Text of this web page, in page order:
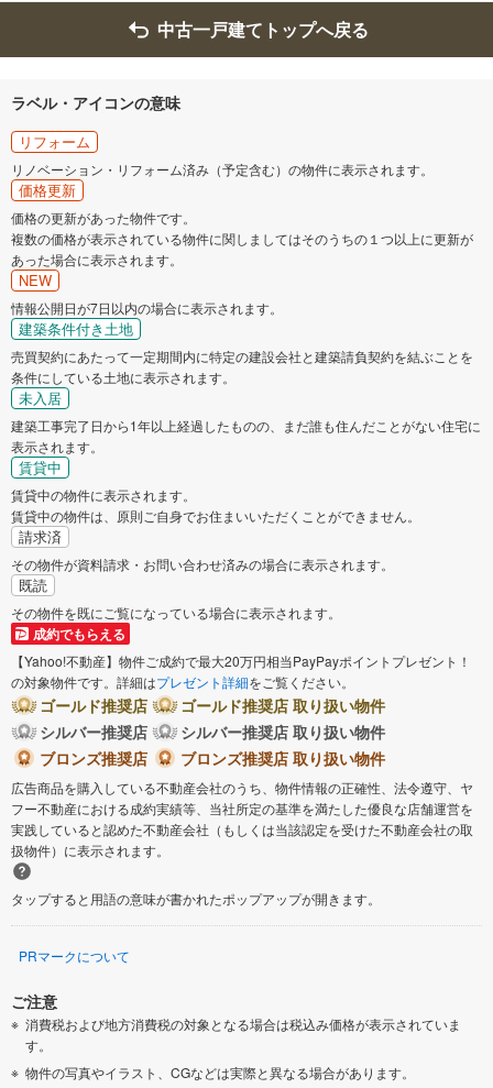
中古一戸建てトップへ戻る
ラベル・アイコンの意味
リフォーム
リノベーション・リフォーム済み（予定含む）の物件に表示されます。
価格更新
価格の更新があった物件です。
複数の価格が表示されている物件に関しましてはそのうちの１つ以上に更新が
あった場合に表示されます。
NEW
情報公開日が7日以内の場合に表示されます。
建築条件付き土地
売買契約にあたって一定期間内に特定の建設会社と建築請負契約を結ぶことを
条件にしている土地に表示されます。
未入居
建築工事完了日から1年以上経過したものの、まだ誰も住んだことがない住宅に
表示されます。
賃貸中
賃貸中の物件に表示されます。
賃貸中の物件は、原則ご自身でお住まいいただくことができません。
請求済
その物件が資料請求・お問い合わせ済みの場合に表示されます。
既読
その物件を既にご覧になっている場合に表示されます。
成約でもらえる
【Yahoo!不動産】物件ご成約で最大20万円相当PayPayポイントプレゼント！
の対象物件です。詳細はプレゼント詳細をご覧ください。
ゴールド推奨店
ゴールド推奨店 取り扱い物件
シルバー推奨店
シルバー推奨店 取り扱い物件
ブロンズ推奨店
ブロンズ推奨店 取り扱い物件
広告商品を購入している不動産会社のうち、物件情報の正確性、法令遵守、ヤ
フー不動産における成約実績等、当社所定の基準を満たした優良な店舗運営を
実践していると認めた不動産会社（もしくは当該認定を受けた不動産会社の取
扱物件）に表示されます。
タップすると用語の意味が書かれたポップアップが開きます。
PRマークについて
ご注意
消費税および地方消費税の対象となる場合は税込み価格が表示されていま
す。
物件の写真やイラスト、CGなどは実際と異なる場合があります。